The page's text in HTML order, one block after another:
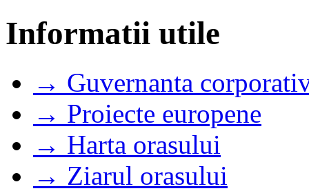
Informatii utile
→ Guvernanta
→ Proiecte europene
→ Harta orasului
→ Ziarul orasului